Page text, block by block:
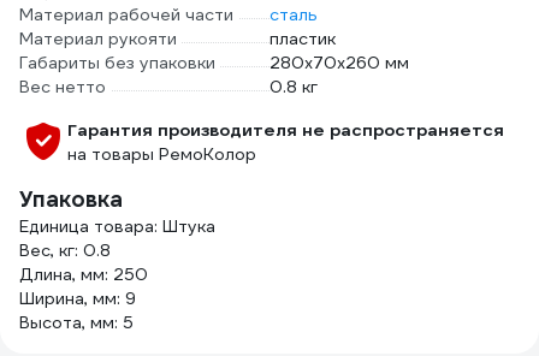
Материал рабочей части
сталь
Материал рукояти
пластик
Габариты без упаковки
280х70х260 мм
Вес нетто
0.8 кг
Гарантия производителя не распространяется
на товары РемоКолор
Упаковка
Единица товара: Штука
Вес, кг: 0.8
Длина, мм: 250
Ширина, мм: 9
Высота, мм: 5